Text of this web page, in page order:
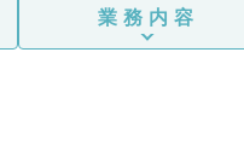
業務内容